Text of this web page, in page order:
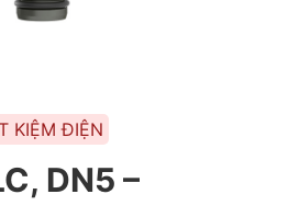
KIỆM ĐIỆN
DN5 –